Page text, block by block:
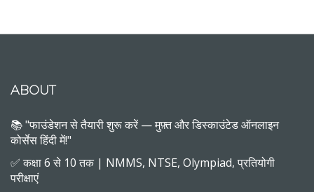
ABOUT
📚 "फाउंडेशन से तैयारी शुरू करें — मुफ़्त और डिस्काउंटेड ऑनलाइन
कोर्सेस हिंदी में!"
✅ कक्षा 6 से 10 तक | NMMS, NTSE, Olympiad, प्रतियोगी
परीक्षाएं